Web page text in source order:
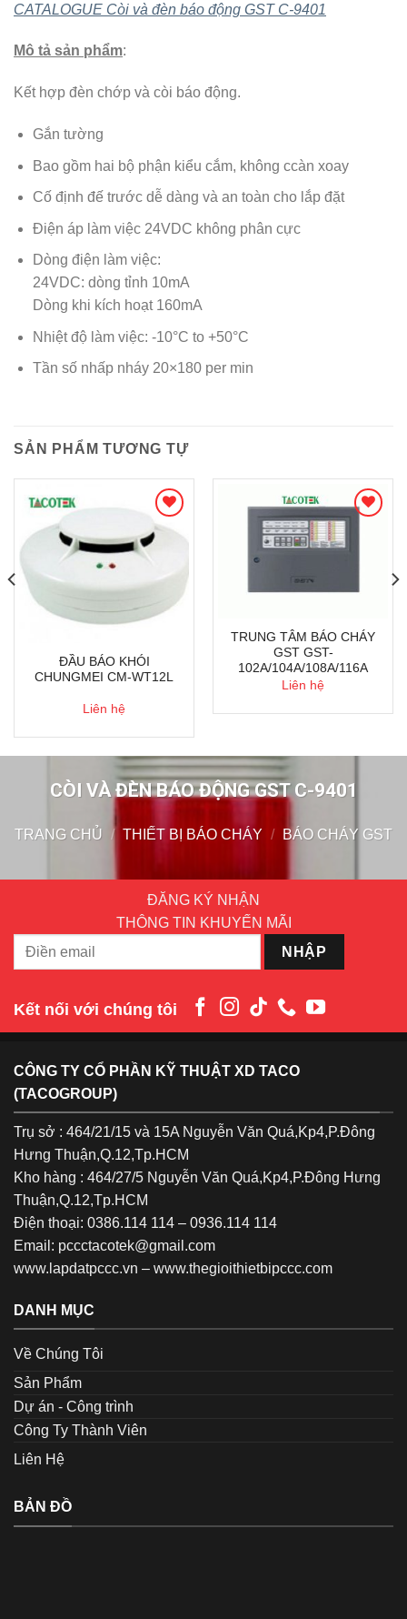
CATALOGUE Còi và đèn báo động GST C-9401
Mô tả sản phẩm:
Kết hợp đèn chớp và còi báo động.
Gắn tường
Bao gồm hai bộ phận kiểu cắm, không ccàn xoay
Cố định đế trước dễ dàng và an toàn cho lắp đặt
Điện áp làm việc 24VDC không phân cực
Dòng điện làm việc:
24VDC: dòng tỉnh 10mA
Dòng khi kích hoạt 160mA
Nhiệt độ làm việc: -10°C to +50°C
Tần số nhấp nháy 20×180 per min
SẢN PHẨM TƯƠNG TỰ
ĐẦU BÁO KHÓI
CHUNGMEI CM-WT12L
Liên hệ
TRUNG TÂM BÁO CHÁY
GST GST-
102A/104A/108A/116A
Liên hệ
CÒI VÀ ĐÈN BÁO ĐỘNG GST C-9401
TRANG CHỦ / THIẾT BỊ BÁO CHÁY / BÁO CHÁY GST
ĐĂNG KÝ NHẬN
THÔNG TIN KHUYẾN MÃI
Kết nối với chúng tôi
CÔNG TY CỔ PHẦN KỸ THUẬT XD TACO
(TACOGROUP)
Trụ sở : 464/21/15 và 15A Nguyễn Văn Quá,Kp4,P.Đông
Hưng Thuận,Q.12,Tp.HCM
Kho hàng : 464/27/5 Nguyễn Văn Quá,Kp4,P.Đông Hưng
Thuận,Q.12,Tp.HCM
Điện thoại: 0386.114 114 – 0936.114 114
Email: pccctacotek@gmail.com
www.lapdatpccc.vn – www.thegioithietbipccc.com
DANH MỤC
Về Chúng Tôi
Sản Phẩm
Dự án - Công trình
Công Ty Thành Viên
Liên Hệ
BẢN ĐỒ